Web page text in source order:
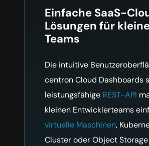
Einfache SaaS-
Lösungen für
Teams
Die intuitive
centron Cloud Dashboards
leistungsfähige REST-API
kleinen Entwicklerteams
virtuelle Maschinen,
Cluster oder Object